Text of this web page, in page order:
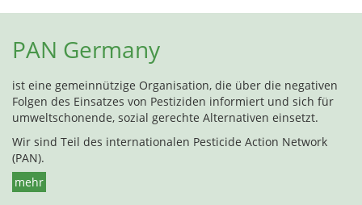
PAN Germany
ist eine gemeinnützige Organisation, die über die negativen
Folgen des Einsatzes von Pestiziden informiert und sich für
umweltschonende, sozial gerechte Alternativen einsetzt.
Wir sind Teil des internationalen Pesticide Action Network
(PAN).
mehr